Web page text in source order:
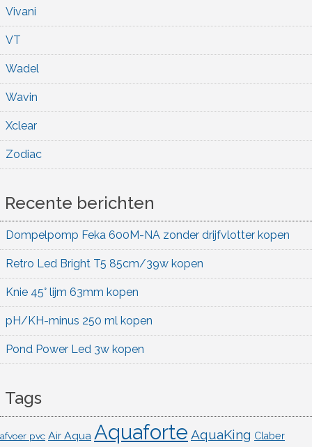
Vivani
VT
Wadel
Wavin
Xclear
Zodiac
Recente berichten
Dompelpomp Feka 600M-NA zonder drijfvlotter kopen
Retro Led Bright T5 85cm/39w kopen
Knie 45° lijm 63mm kopen
pH/KH-minus 250 ml kopen
Pond Power Led 3w kopen
Tags
afvoer pvc Air Aqua Aquaforte AquaKing Claber